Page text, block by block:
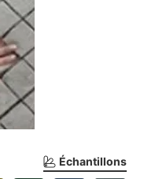
Échantillons